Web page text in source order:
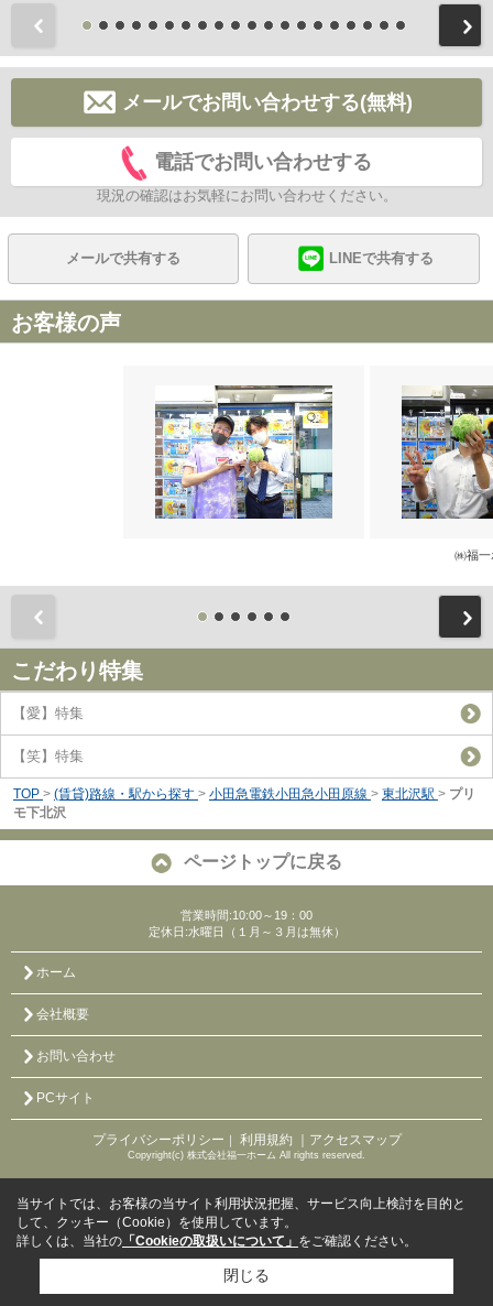
メールでお問い合わせする(無料)
電話でお問い合わせする
現況の確認はお気軽にお問い合わせください。
メールで共有する LINEで共有する
お客様の声
㈱福一
こだわり特集
【愛】特集
【笑】特集
TOP > (賃貸)路線・駅から探す > 小田急電鉄小田急小田原線 > 東北沢駅 > プリ
モ下北沢
ページトップに戻る
営業時間:10:00～19：00
定休日:水曜日（１月～３月は無休）
ホーム
会社概要
お問い合わせ
PCサイト
プライバシーポリシー ｜ 利用規約 ｜アクセスマップ
Copyright(c) 株式会社福一ホーム All rights reserved.
当サイトでは、お客様の当サイト利用状況把握、サービス向上検討を目的と
して、クッキー（Cookie）を使用しています。
詳しくは、当社の 「Cookieの取扱いについて」 をご確認ください。
閉じる